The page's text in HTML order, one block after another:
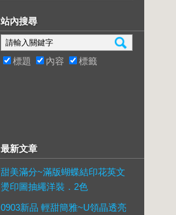
站內搜尋
標題 內容 標籤
最新文章
甜美滿分~滿版蝴蝶結印花英文
燙印圖抽繩洋裝．2色
0903新品 輕甜簡雅~U領晶透亮